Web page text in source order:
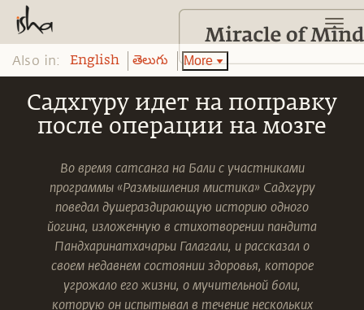
Also in: English తెలుగు More
Садхгуру идет на поправку
после операции на мозге
Во время сатсанга на Бали с участниками
программы «Размышления мистика» Садхгуру
поведал душераздирающую историю одного
йогина, изложенную в стихотворении пандита
Пандхаринатхачарьи Галагали, и рассказал о
своем недавнем состоянии здоровья, которое
угрожало его жизни, о мучительной боли,
которую он испытывал в течение нескольких